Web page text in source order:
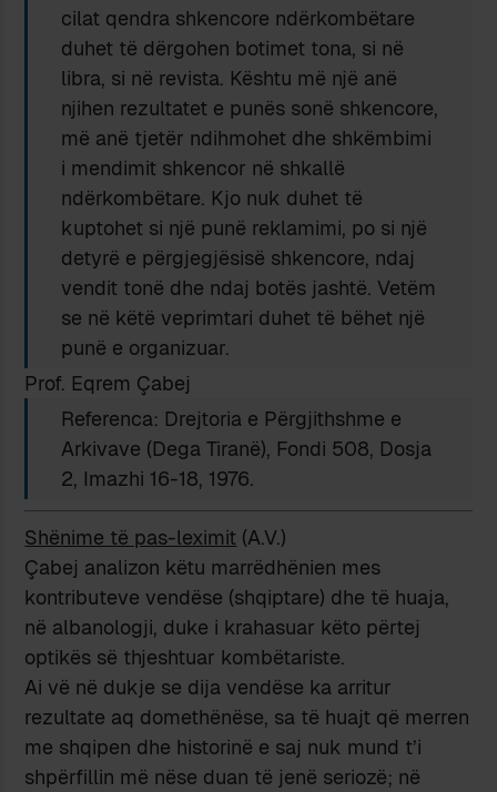
cilat qendra shkencore ndërkombëtare
duhet të dërgohen botimet tona, si në
libra, si në revista. Kështu më një anë
njihen rezultatet e punës sonë shkencore,
më anë tjetër ndihmohet dhe shkëmbimi
i mendimit shkencor në shkallë
ndërkombëtare. Kjo nuk duhet të
kuptohet si një punë reklamimi, po si një
detyrë e përgjegjësisë shkencore, ndaj
vendit tonë dhe ndaj botës jashtë. Vetëm
se në këtë veprimtari duhet të bëhet një
punë e organizuar.
Prof. Eqrem Çabej
Referenca: Drejtoria e Përgjithshme e
Arkivave (Dega Tiranë), Fondi 508, Dosja
2, Imazhi 16-18, 1976.
Shënime të pas-leximit (A.V.)
Çabej analizon këtu marrëdhënien mes
kontributeve vendëse (shqiptare) dhe të huaja,
në albanologji, duke i krahasuar këto përtej
optikës së thjeshtuar kombëtariste.
Ai vë në dukje se dija vendëse ka arritur
rezultate aq domethënëse, sa të huajt që merren
me shqipen dhe historinë e saj nuk mund t’i
shpërfillin më nëse duan të jenë seriozë; në